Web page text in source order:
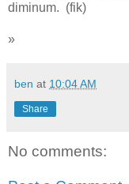
diminum. (fik)
»
ben at 10:04 AM
Share
No comments: